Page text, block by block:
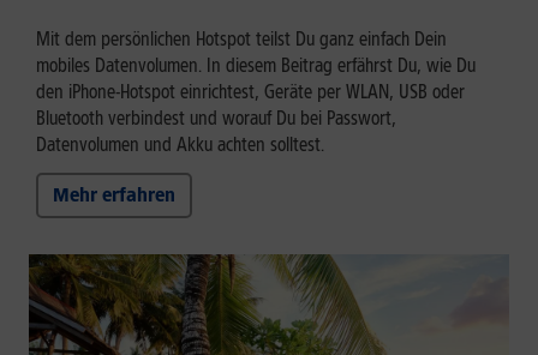
Mit dem persönlichen Hotspot teilst Du ganz einfach Dein
mobiles Datenvolumen. In diesem Beitrag erfährst Du, wie Du
den iPhone-Hotspot einrichtest, Geräte per WLAN, USB oder
Bluetooth verbindest und worauf Du bei Passwort,
Datenvolumen und Akku achten solltest.
Mehr erfahren